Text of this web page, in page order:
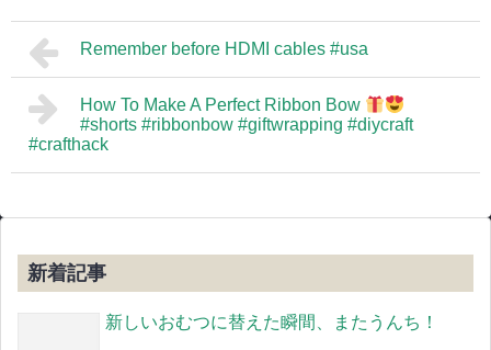
Remember before HDMI cables #usa
How To Make A Perfect Ribbon Bow
#shorts #ribbonbow #giftwrapping #diycraft
#crafthack
新着記事
新しいおむつに替えた瞬間、またうんち！